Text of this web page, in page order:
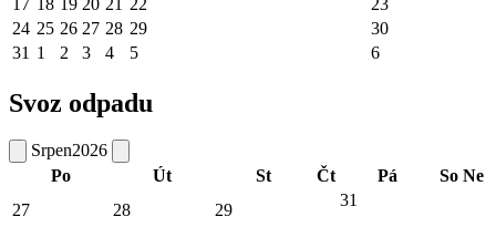
24 25 26 27 28 29
30
31 1 2 3 4 5 6
Svoz odpadu
Srpen2026
Po
Út St Čt Pá So Ne
27
28
29
31